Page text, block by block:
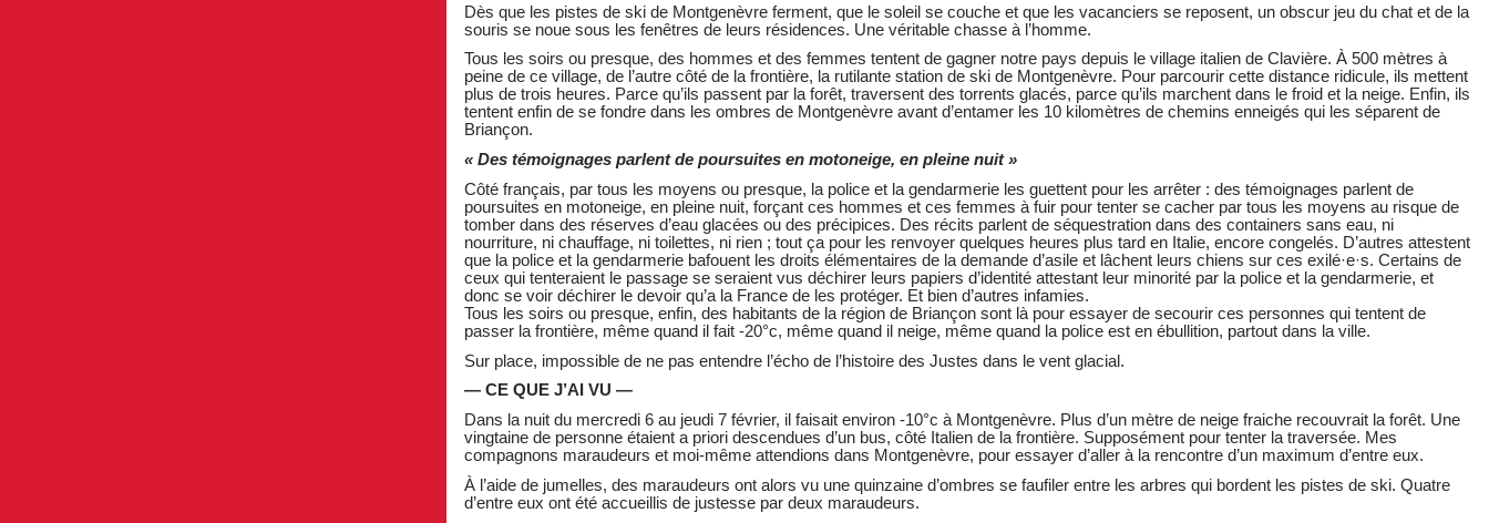
Dès que les pistes de ski de Montgenèvre ferment, que le soleil se couche et que les vacanciers se reposent, un obscur jeu du chat et de la
souris se noue sous les fenêtres de leurs résidences. Une véritable chasse à l’homme.
Tous les soirs ou presque, des hommes et des femmes tentent de gagner notre pays depuis le village italien de Clavière. À 500 mètres à
peine de ce village, de l’autre côté de la frontière, la rutilante station de ski de Montgenèvre. Pour parcourir cette distance ridicule, ils mettent
plus de trois heures. Parce qu’ils passent par la forêt, traversent des torrents glacés, parce qu’ils marchent dans le froid et la neige. Enfin, ils
tentent enfin de se fondre dans les ombres de Montgenèvre avant d’entamer les 10 kilomètres de chemins enneigés qui les séparent de
Briançon.
« Des témoignages parlent de poursuites en motoneige, en pleine nuit »
Côté français, par tous les moyens ou presque, la police et la gendarmerie les guettent pour les arrêter : des témoignages parlent de
poursuites en motoneige, en pleine nuit, forçant ces hommes et ces femmes à fuir pour tenter se cacher par tous les moyens au risque de
tomber dans des réserves d’eau glacées ou des précipices. Des récits parlent de séquestration dans des containers sans eau, ni
nourriture, ni chauffage, ni toilettes, ni rien ; tout ça pour les renvoyer quelques heures plus tard en Italie, encore congelés. D’autres attestent
que la police et la gendarmerie bafouent les droits élémentaires de la demande d’asile et lâchent leurs chiens sur ces exilé·e·s. Certains de
ceux qui tenteraient le passage se seraient vus déchirer leurs papiers d’identité attestant leur minorité par la police et la gendarmerie, et
donc se voir déchirer le devoir qu’a la France de les protéger. Et bien d’autres infamies.
Tous les soirs ou presque, enfin, des habitants de la région de Briançon sont là pour essayer de secourir ces personnes qui tentent de
passer la frontière, même quand il fait -20°c, même quand il neige, même quand la police est en ébullition, partout dans la ville.
Sur place, impossible de ne pas entendre l’écho de l’histoire des Justes dans le vent glacial.
— CE QUE J’AI VU —
Dans la nuit du mercredi 6 au jeudi 7 février, il faisait environ -10°c à Montgenèvre. Plus d’un mètre de neige fraiche recouvrait la forêt. Une
vingtaine de personne étaient a priori descendues d’un bus, côté Italien de la frontière. Supposément pour tenter la traversée. Mes
compagnons maraudeurs et moi-même attendions dans Montgenèvre, pour essayer d’aller à la rencontre d’un maximum d’entre eux.
À l’aide de jumelles, des maraudeurs ont alors vu une quinzaine d’ombres se faufiler entre les arbres qui bordent les pistes de ski. Quatre
d’entre eux ont été accueillis de justesse par deux maraudeurs.